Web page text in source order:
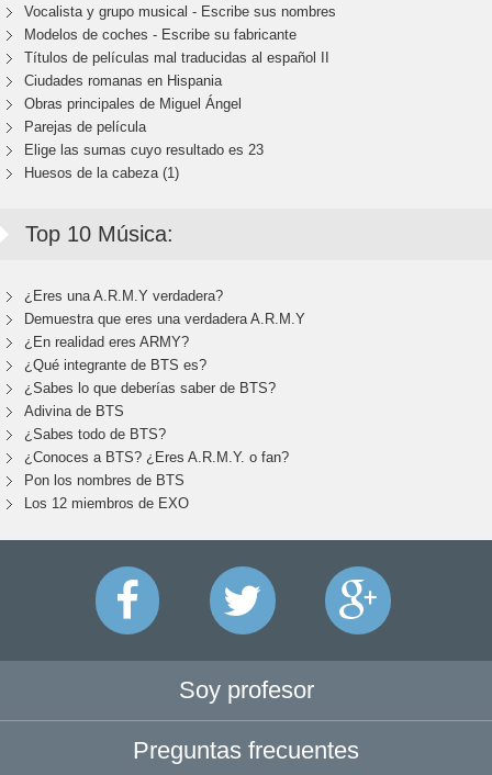
Vocalista y grupo musical - Escribe sus nombres
Modelos de coches - Escribe su fabricante
Títulos de películas mal traducidas al español II
Ciudades romanas en Hispania
Obras principales de Miguel Ángel
Parejas de película
Elige las sumas cuyo resultado es 23
Huesos de la cabeza (1)
Top 10 Música:
¿Eres una A.R.M.Y verdadera?
Demuestra que eres una verdadera A.R.M.Y
¿En realidad eres ARMY?
¿Qué integrante de BTS es?
¿Sabes lo que deberías saber de BTS?
Adivina de BTS
¿Sabes todo de BTS?
¿Conoces a BTS? ¿Eres A.R.M.Y. o fan?
Pon los nombres de BTS
Los 12 miembros de EXO
Soy profesor
Preguntas frecuentes